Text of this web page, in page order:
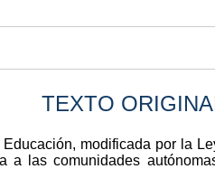
TEXTO
modificada por la
a las comunidades